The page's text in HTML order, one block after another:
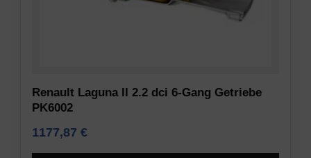
Renault Laguna II 2.2 dci 6-Gang Getriebe
PK6002
1177,87 €